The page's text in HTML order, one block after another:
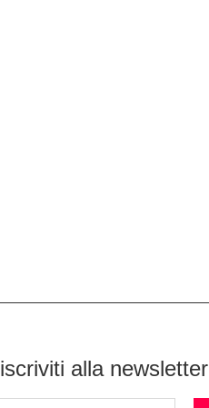
iscriviti alla newsletter